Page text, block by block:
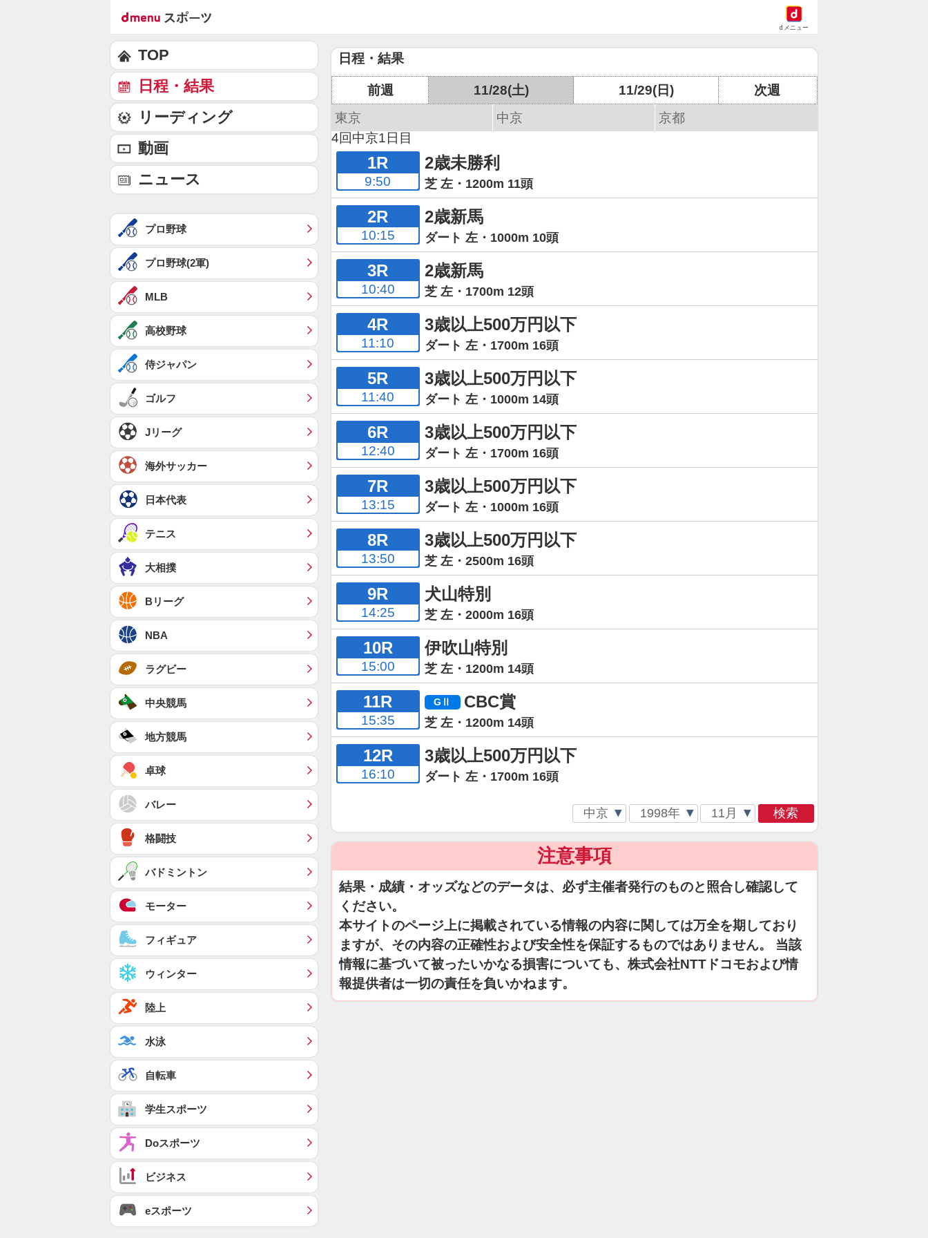
dメニュー
日程・結果
前週 11/28(土) 11/29(日)
次週
東京
中京
京都
4回中京1日目
1R
9:50
2歳未勝利
芝 左・1200m 11頭
2R
10:15
2歳新馬
ダート 左・1000m 10頭
3R
10:40
2歳新馬
芝 左・1700m 12頭
4R
11:10
3歳以上500万円以下
ダート 左・1700m 16頭
5R
11:40
3歳以上500万円以下
ダート 左・1000m 14頭
6R
12:40
3歳以上500万円以下
ダート 左・1700m 16頭
7R
13:15
3歳以上500万円以下
ダート 左・1000m 16頭
8R
13:50
3歳以上500万円以下
芝 左・2500m 16頭
9R
14:25
犬山特別
芝 左・2000m 16頭
10R
15:00
伊吹山特別
芝 左・1200m 14頭
11R
15:35
CBC賞
芝 左・1200m 14頭
12R
16:10
3歳以上500万円以下
ダート 左・1700m 16頭
検索
注意事項
結果・成績・オッズなどのデータは、必ず主催者発行のものと照合し確認して
ください。
本サイトのページ上に掲載されている情報の内容に関しては万全を期しており
ますが、その内容の正確性および安全性を保証するものではありません。 当該
情報に基づいて被ったいかなる損害についても、株式会社NTTドコモおよび情
報提供者は一切の責任を負いかねます。
TOP
日程・結果
リーディング
動画
ニュース
プロ野球
プロ野球(2軍)
MLB
高校野球
侍ジャパン
ゴルフ
Jリーグ
海外サッカー
日本代表
テニス
大相撲
Bリーグ
NBA
ラグビー
中央競馬
地方競馬
卓球
バレー
格闘技
バドミントン
モーター
フィギュア
ウィンター
陸上
水泳
自転車
学生スポーツ
Doスポーツ
ビジネス
eスポーツ